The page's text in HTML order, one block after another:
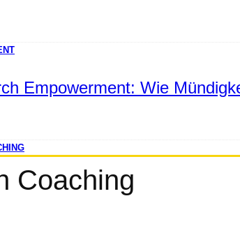
Empowerment: Wie
Coaching